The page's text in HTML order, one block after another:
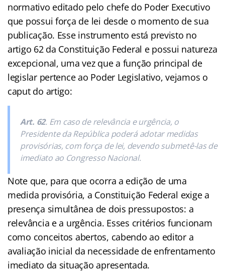
normativo editado pelo chefe do Poder Executivo
que possui força de lei desde o momento de sua
publicação. Esse instrumento está previsto no
artigo 62 da Constituição Federal e possui natureza
excepcional, uma vez que a função principal de
legislar pertence ao Poder Legislativo, vejamos o
caput do artigo:
Art. 62. Em caso de relevância e urgência, o
Presidente da República poderá adotar medidas
provisórias, com força de lei, devendo submetê-las de
imediato ao Congresso Nacional.
Note que, para que ocorra a edição de uma
medida provisória, a Constituição Federal exige a
presença simultânea de dois pressupostos: a
relevância e a urgência. Esses critérios funcionam
como conceitos abertos, cabendo ao editor a
avaliação inicial da necessidade de enfrentamento
imediato da situação apresentada.